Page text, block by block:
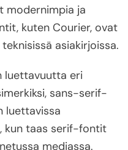
modernimpia ja
kuten Courier, ovat
asiakirjoissa.
luettavuutta eri
sans-serif-
luettavissa
kun taas serif-fontit
mediassa.